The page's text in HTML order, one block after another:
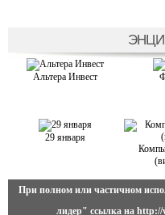
Альтера Инвест
29 января
При полном или частичном
лидер" ссылка на http://